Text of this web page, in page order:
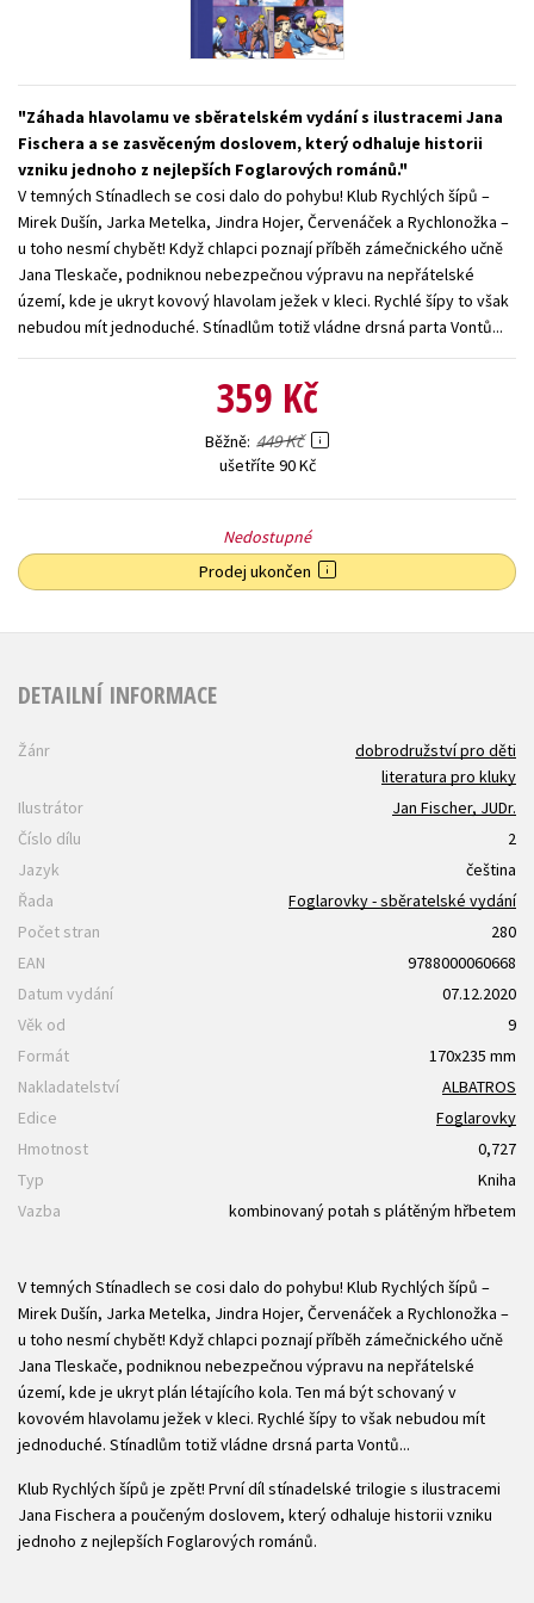
Zahraniční literatura
Všechny tituly
Záhada hlavolamu ve sběratelském vydání s ilustracemi Jana
Fischera a se zasvěceným doslovem, který odhaluje historii
vzniku jednoho z nejlepších Foglarových románů.
V temných Stínadlech se cosi dalo do pohybu! Klub Rychlých šípů –
Mirek Dušín, Jarka Metelka, Jindra Hojer, Červenáček a Rychlonožka –
u toho nesmí chybět! Když chlapci poznají příběh zámečnického učně
Jana Tleskače, podniknou nebezpečnou výpravu na nepřátelské
území, kde je ukryt kovový hlavolam ježek v kleci. Rychlé šípy to však
nebudou mít jednoduché. Stínadlům totiž vládne drsná parta Vontů...
359 Kč
Běžně 449 Kč
ušetříte 90 Kč
Nedostupné
Prodej ukončen
DETAILNÍ INFORMACE
Žánr
dobrodružství pro děti
literatura pro kluky
Ilustrátor
Jan Fischer, JUDr.
Číslo dílu
2
Jazyk
čeština
Řada
Foglarovky - sběratelské vydání
Počet stran
280
EAN
9788000060668
Datum vydání
07.12.2020
Věk od
9
Formát
170x235 mm
Nakladatelství
ALBATROS
Edice
Foglarovky
Hmotnost
0,727
Typ
Kniha
Vazba
kombinovaný potah s plátěným hřbetem
V temných Stínadlech se cosi dalo do pohybu! Klub Rychlých šípů –
Mirek Dušín, Jarka Metelka, Jindra Hojer, Červenáček a Rychlonožka –
u toho nesmí chybět! Když chlapci poznají příběh zámečnického učně
Jana Tleskače, podniknou nebezpečnou výpravu na nepřátelské
území, kde je ukryt plán létajícího kola. Ten má být schovaný v
kovovém hlavolamu ježek v kleci. Rychlé šípy to však nebudou mít
jednoduché. Stínadlům totiž vládne drsná parta Vontů...
Klub Rychlých šípů je zpět! První díl stínadelské trilogie s ilustracemi
Jana Fischera a poučeným doslovem, který odhaluje historii vzniku
jednoho z nejlepších Foglarových románů.